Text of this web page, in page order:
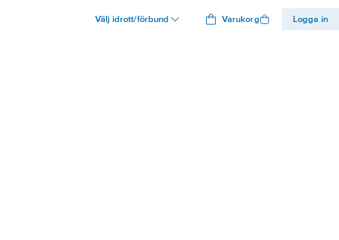
Välj idrott/förbund Varukorg Logga in